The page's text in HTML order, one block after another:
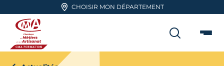
Aller en haut de pageCHOISIR MON DÉPARTEMENT
CMA FORMATION